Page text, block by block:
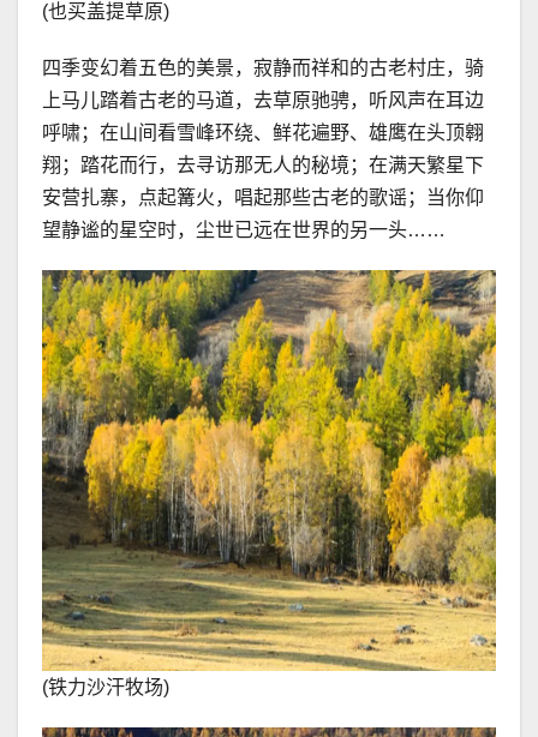
(也买盖提草原)
四季变幻着五色的美景，寂静而祥和的古老村庄，骑
上马儿踏着古老的马道，去草原驰骋，听风声在耳边
呼啸；在山间看雪峰环绕、鲜花遍野、雄鹰在头顶翱
翔；踏花而行，去寻访那无人的秘境；在满天繁星下
安营扎寨，点起篝火，唱起那些古老的歌谣；当你仰
望静谧的星空时，尘世已远在世界的另一头……
(铁力沙汗牧场)